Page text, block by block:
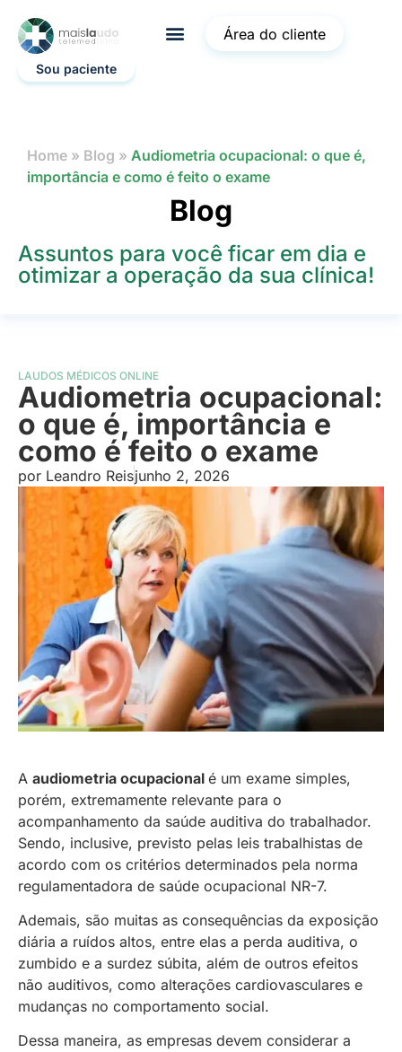
Área do cliente
Sou paciente
Home » Blog » Audiometria ocupacional: o que é,
importância e como é feito o exame
Blog
Assuntos para você ficar em dia e
otimizar a operação da sua clínica!
LAUDOS MÉDICOS ONLINE
Audiometria ocupacional:
o que é, importância e
como é feito o exame
por Leandro Reisjunho 2, 2026
A audiometria ocupacional é um exame simples,
porém, extremamente relevante para o
acompanhamento da saúde auditiva do trabalhador.
Sendo, inclusive, previsto pelas leis trabalhistas de
acordo com os critérios determinados pela norma
regulamentadora de saúde ocupacional NR-7.
Ademais, são muitas as consequências da exposição
diária a ruídos altos, entre elas a perda auditiva, o
zumbido e a surdez súbita, além de outros efeitos
não auditivos, como alterações cardiovasculares e
mudanças no comportamento social.
Dessa maneira, as empresas devem considerar a